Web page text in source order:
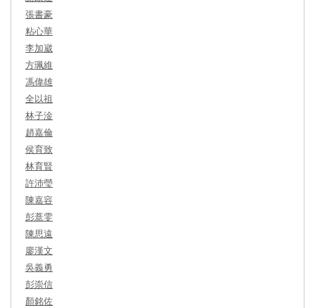
張書豪
粘心華
李加崴
方珮維
馮偉雄
全以祖
林子淦
趙嘉倫
侯育致
林育賢
許沛瑩
陳嘉容
彭薏雯
陳思遠
廖漢文
吳義勇
彭崇信
顏銘佐